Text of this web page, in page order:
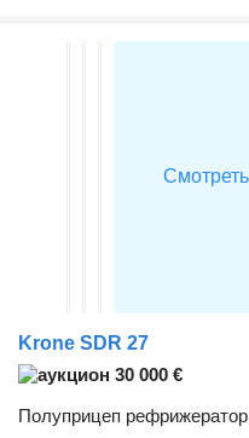
Krone SDR 27
30 000 €
Полуприцеп рефрижератор